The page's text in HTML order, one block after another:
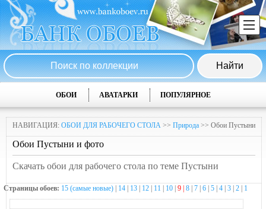
ОБОИ АВАТАРКИ ПОПУЛЯРНОЕ
НАВИГАЦИЯ: ОБОИ ДЛЯ РАБОЧЕГО СТОЛА >> Природа >> Обои Пустыни
Обои Пустыни и фото
Скачать обои для рабочего стола по теме Пустыни
Страницы обоев: 15 (самые новые) 14 13 12 11 10 9 | 8 7 6 5 4 3 2 1